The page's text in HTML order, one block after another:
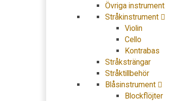
Övriga instrument
Stråkinstrument
Violin
Cello
Kontrabas
Stråksträngar
Stråktillbehör
Blåsinstrument
Blockflöjter